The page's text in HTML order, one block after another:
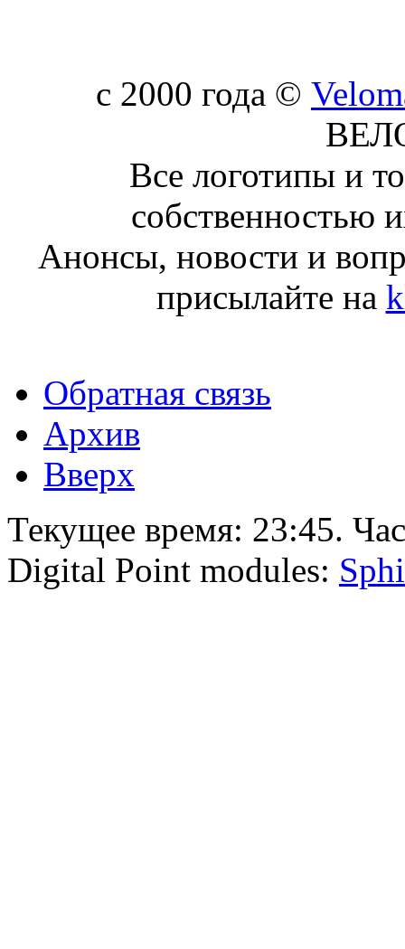
c 2000 года ©
Все логотипы и
собственностью
Анонсы, новости и
присылайте на
Обратная связь
Архив
Вверх
Текущее время: 23:45.
Digital Point modules: